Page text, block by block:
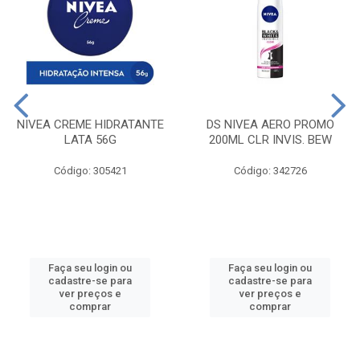
NIVEA CREME HIDRATANTE
LATA 56G
Código: 305421
Faça seu login ou
cadastre-se para
ver preços e
comprar
DS NIVEA AERO PROMO
200ML CLR INVIS. BEW
Código: 342726
Faça seu login ou
cadastre-se para
ver preços e
comprar